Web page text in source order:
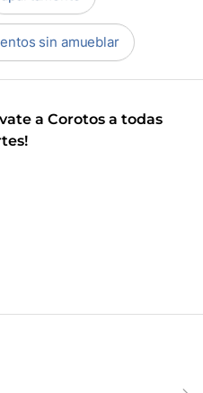
sin amueblar
a Corotos a todas